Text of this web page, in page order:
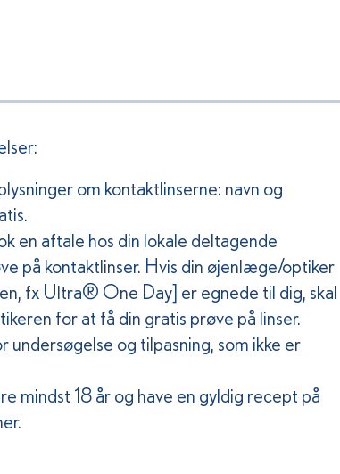
om kontaktlinserne: navn og
en aftale hos din lokale deltagende
på kontaktlinser. Hvis din øjenlæge/optiker
fx Ultra® One Day] er egnede til dig, skal
for at få din gratis prøve på linser.
og tilpasning, som ikke er
mindst 18 år og have en gyldig recept på